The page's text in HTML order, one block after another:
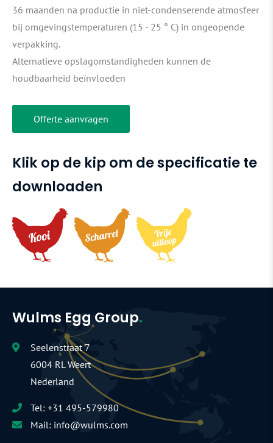
36 maanden na productie in niet-condenserende atmosfeer
bij omgevingstemperaturen (15 - 25 ° C) in ongeopende
verpakking.
Alternatieve opslagomstandigheden kunnen de
houdbaarheid beïnvloeden
Offerte aanvragen
Klik op de kip om de specificatie te
downloaden
Wulms Egg Group.
Seelenstraat 7
6004 RL Weert
Nederland
Tel: +31 495-579980
Mail: info@wulms.com